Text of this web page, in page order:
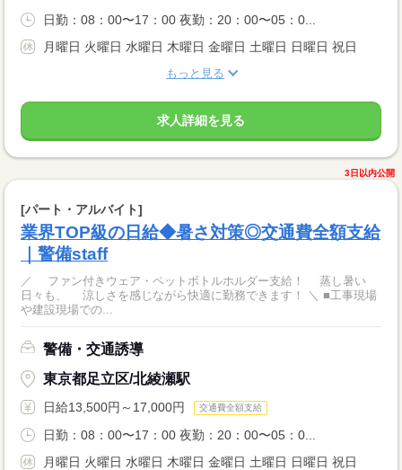
日勤：08：00〜17：00 夜勤：20：00〜05：0...
月曜日 火曜日 水曜日 木曜日 金曜日 土曜日 日曜日 祝日
もっと見る
求人詳細を見る
3日以内公開
[パート・アルバイト]
業界TOP級の日給◆暑さ対策◎交通費全額支給
｜警備staff
／ ファン付きウェア・ペットボトルホルダー支給！ 蒸し暑い
日々も、 涼しさを感じながら快適に勤務できます！ ＼ ■工事現場
や建設現場での...
警備・交通誘導
東京都足立区/北綾瀬駅
日給13,500円～17,000円 交通費全額支給
日勤：08：00〜17：00 夜勤：20：00〜05：0...
月曜日 火曜日 水曜日 木曜日 金曜日 土曜日 日曜日 祝日